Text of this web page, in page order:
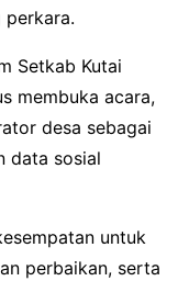
perkara.
Setkab Kutai
membuka acara,
desa sebagai
data sosial
untuk
perbaikan, serta